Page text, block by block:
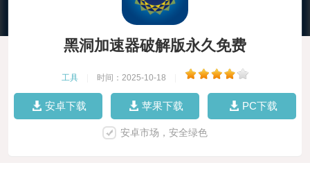
黑洞加速器破解版永久免费
工具 时间：2025-10-18
安卓下载 苹果下载 PC下载
安卓市场，安全绿色